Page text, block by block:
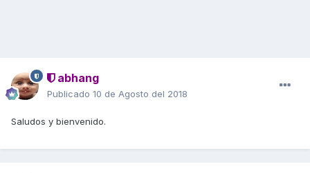
abhang
Publicado 10 de Agosto del 2018
Saludos y bienvenido.